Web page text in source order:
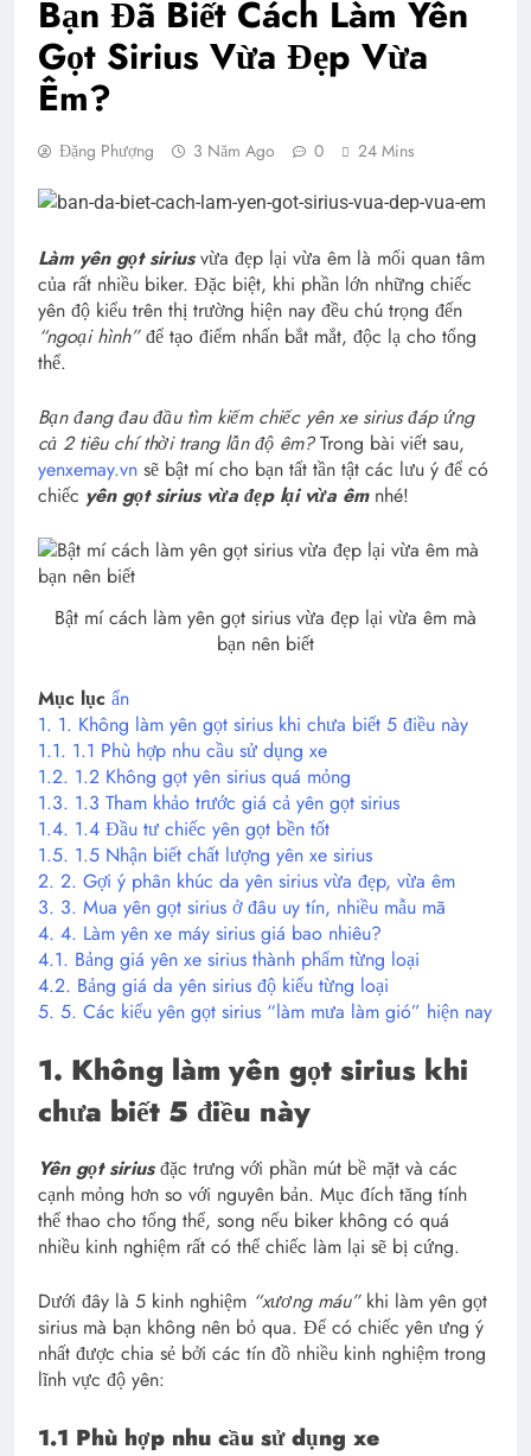
Bạn Đã Biết Cách Làm Yên
Gọt Sirius Vừa Đẹp Vừa
Êm?
Đặng Phượng 3 Năm Ago 0 24 Mins
Làm yên gọt siriusvừa đẹp lại vừa êm là mối quan tâm
của rất nhiều biker. Đặc biệt, khi phần lớn những chiếc
yên độ kiểu trên thị trường hiện nay đều chú trọng đến
“ngoại hình”để tạo điểm nhấn bắt mắt, độc lạ cho tổng
thể.
Bạn đang đau đầu tìm kiếm chiếc yên xe sirius đáp ứng
cả 2 tiêu chí thời trang lẫn độ êm?Trong bài viết sau,
yenxemay.vn sẽ bật mí cho bạn tất tần tật các lưu ý để có
chiếc yên gọt sirius vừa đẹp lại vừa êmnhé!
Bật mí cách làm yên gọt sirius vừa đẹp lại vừa êm mà
bạn nên biết
Mục lục ẩn
1. 1. Không làm yên gọt sirius khi chưa biết 5 điều này
1.1. 1.1 Phù hợp nhu cầu sử dụng xe
1.2. 1.2 Không gọt yên sirius quá mỏng
1.3. 1.3 Tham khảo trước giá cả yên gọt sirius
1.4. 1.4 Đầu tư chiếc yên gọt bền tốt
1.5. 1.5 Nhận biết chất lượng yên xe sirius
2. 2. Gợi ý phân khúc da yên sirius vừa đẹp, vừa êm
3. 3. Mua yên gọt sirius ở đâu uy tín, nhiều mẫu mã
4. 4. Làm yên xe máy sirius giá bao nhiêu?
4.1. Bảng giá yên xe sirius thành phẩm từng loại
4.2. Bảng giá da yên sirius độ kiểu từng loại
5. 5. Các kiểu yên gọt sirius “làm mưa làm gió” hiện nay
1. Không làm yên gọt sirius khi
chưa biết 5 điều này
Yên gọt siriusđặc trưng với phần mút bề mặt và các
cạnh mỏng hơn so với nguyên bản. Mục đích tăng tính
thể thao cho tổng thể, song nếu biker không có quá
nhiều kinh nghiệm rất có thể chiếc làm lại sẽ bị cứng.
Dưới đây là 5 kinh nghiệm “xương máu”khi làm yên gọt
sirius mà bạn không nên bỏ qua. Để có chiếc yên ưng ý
nhất được chia sẻ bởi các tín đồ nhiều kinh nghiệm trong
lĩnh vực độ yên:
1.1 Phù hợp nhu cầu sử dụng xe